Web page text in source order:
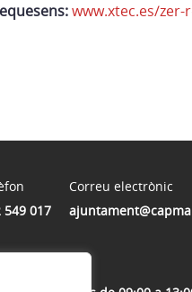
www.xtec.es/zer-
549 017
Correu electrònic